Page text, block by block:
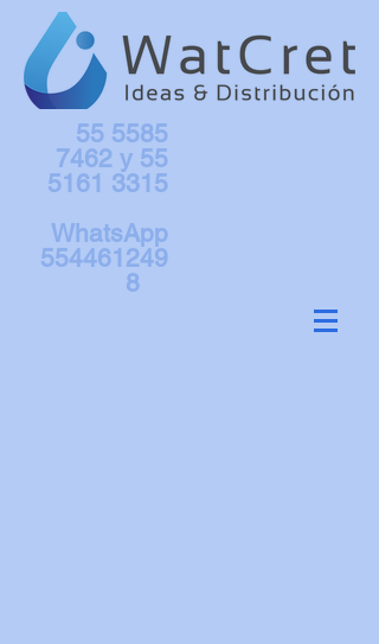
55 5585
7462 y 55
5161 3315
WhatsApp
554461249
8